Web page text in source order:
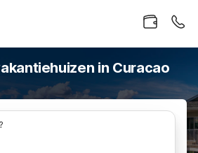
in Curacao